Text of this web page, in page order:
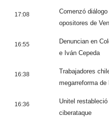
17:08
Comenzó
opositores de
16:55
Denuncian en
e Iván Cepeda
16:38
Trabajadores
megarreforma de
16:36
Unitel
ciberataque